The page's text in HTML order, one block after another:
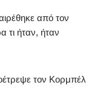
από τον
τι ήταν, ήταν
τον Κορμπέλ